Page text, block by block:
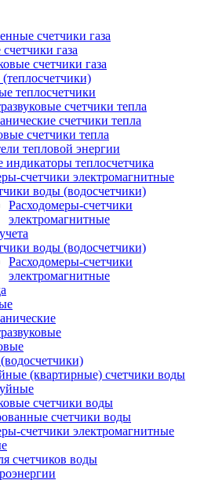
счетчики газа
газа
счетчики газа
теплосчетчики
счетчики тепла
счетчики тепла
счетчики тепла
тепловой энергии
теплосчетчика
счетчики электромагнитные
воды (водосчетчики)
Расходомеры-счетчики
электромагнитные
воды (водосчетчики)
Расходомеры-счетчики
электромагнитные
(квартирные) счетчики воды
счетчики воды
счетчики воды
счетчики электромагнитные
счетчиков воды